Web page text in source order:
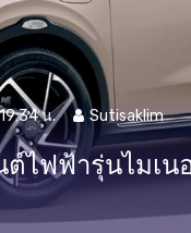
น. Sutisaklim
ต์ไฟฟ้ารุ่นไมเน